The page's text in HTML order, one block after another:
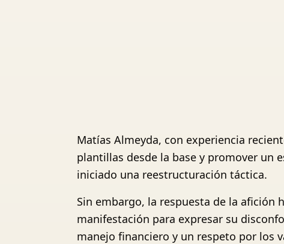
Matías Almeyda, con experiencia
plantillas desde la base y promover un
iniciado una reestructuración táctica.
Sin embargo, la respuesta de la afición
manifestación para expresar su
manejo financiero y un respeto por los